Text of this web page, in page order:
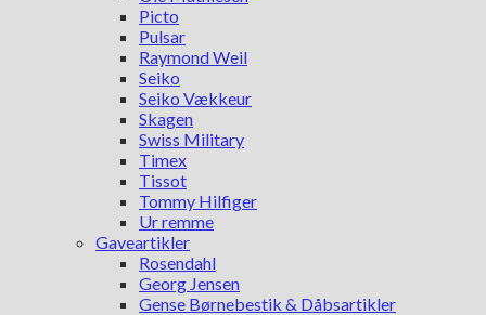
Picto
Pulsar
Raymond Weil
Seiko
Seiko Vækkeur
Skagen
Swiss Military
Timex
Tissot
Tommy Hilfiger
Ur remme
Gaveartikler
Rosendahl
Georg Jensen
Gense Børnebestik & Dåbsartikler